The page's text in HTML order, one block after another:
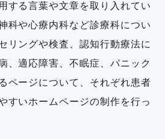
する言葉や文章を取り入れてい
科や心療内科など診療科につい
リングや検査、認知行動療法に
、適応障害、不眠症、パニック
ページについて、それぞれ患者
すいホームページの制作を行っ